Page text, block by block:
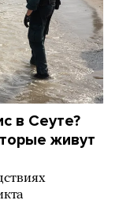
в Сеуте?
живут